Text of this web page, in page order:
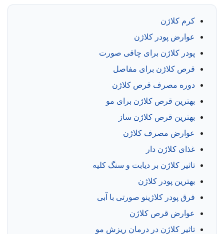
کرم کلاژن
عوارض پودر کلاژن
پودر کلاژن برای چاقی صورت
قرص کلاژن برای مفاصل
دوره مصرف قرص کلاژن
بهترین قرص کلاژن برای مو
بهترین قرص کلاژن ساز
عوارض مصرف کلاژن
غذای کلاژن دار
تاثیر کلاژن بر دیابت و سنگ کلیه
بهترین پودر کلاژن
فرق پودر کلاژینو صورتی با آبی
عوارض قرص کلاژن
تاثیر کلاژن در درمان ریزش مو